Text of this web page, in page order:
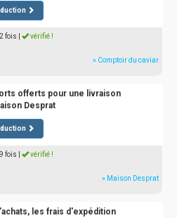
fois vérifié !
» Comptoir du caviar
offerts pour une livraison
Desprat
fois vérifié !
» Maison Desprat
les frais d'expédition